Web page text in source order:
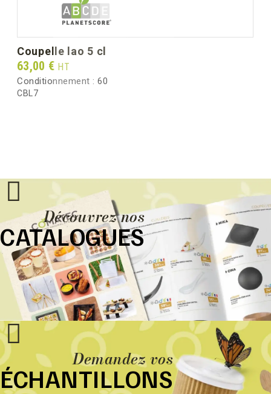
coupelle lao 5 cl
Prix
63,00 € HT
Conditionnement : 60
CBL7
Découvrez nos
CATALOGUES
Demandez vos
ÉCHANTILLONS